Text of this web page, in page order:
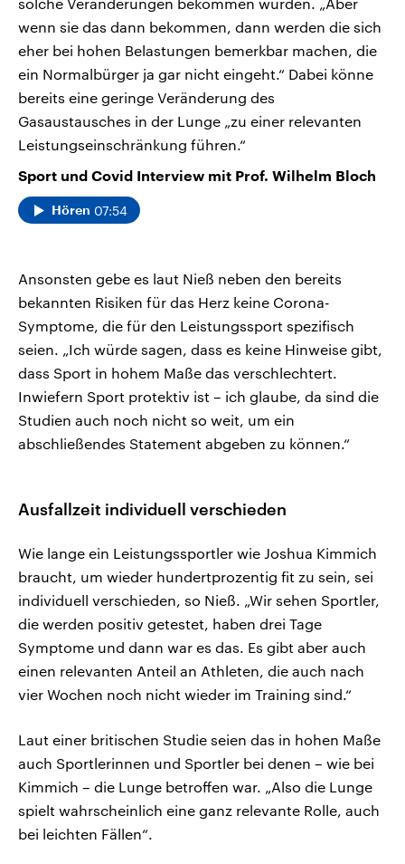
solche Veränderungen bekommen würden. „Aber
wenn sie das dann bekommen, dann werden die sich
eher bei hohen Belastungen bemerkbar machen, die
ein Normalbürger ja gar nicht eingeht.“ Dabei könne
bereits eine geringe Veränderung des
Gasaustausches in der Lunge „zu einer relevanten
Leistungseinschränkung führen.“
Sport und Covid Interview mit Prof. Wilhelm Bloch
Hören 07:54
Ansonsten gebe es laut Nieß neben den bereits
bekannten Risiken für das Herz keine Corona-
Symptome, die für den Leistungssport spezifisch
seien. „Ich würde sagen, dass es keine Hinweise gibt,
dass Sport in hohem Maße das verschlechtert.
Inwiefern Sport protektiv ist – ich glaube, da sind die
Studien auch noch nicht so weit, um ein
abschließendes Statement abgeben zu können.“
Ausfallzeit individuell verschieden
Wie lange ein Leistungssportler wie Joshua Kimmich
braucht, um wieder hundertprozentig fit zu sein, sei
individuell verschieden, so Nieß. „Wir sehen Sportler,
die werden positiv getestet, haben drei Tage
Symptome und dann war es das. Es gibt aber auch
einen relevanten Anteil an Athleten, die auch nach
vier Wochen noch nicht wieder im Training sind.“
Laut einer britischen Studie seien das in hohen Maße
auch Sportlerinnen und Sportler bei denen – wie bei
Kimmich – die Lunge betroffen war. „Also die Lunge
spielt wahrscheinlich eine ganz relevante Rolle, auch
bei leichten Fällen“.